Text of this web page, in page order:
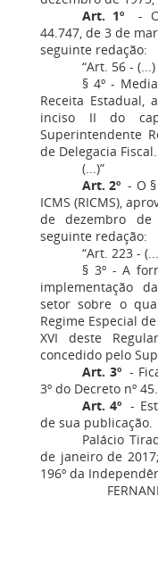
Art. 1º - O
44.747, de 3 de
seguinte redação:
“Art. 56 - (...)
§ 4º -
Receita Estadual,
inciso II do
Superintendente
de Delegacia Fiscal.
(...)”
Art. 2º - O
ICMS (RICMS),
de dezembro
seguinte redação:
“Art. 223 -
§ 3º - A
implementação
setor sobre o
Regime Especial
XVI deste
concedido pelo
Art. 3º-
3º do Decreto nº
Art. 4º -
de sua publicação.
Palácio
de janeiro de
196º da